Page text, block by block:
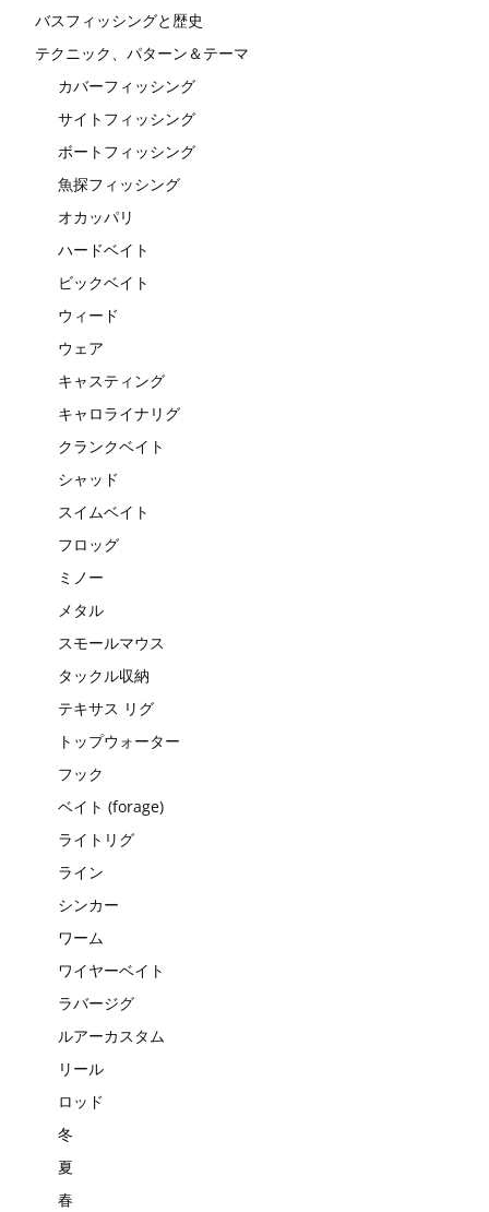
バスフィッシングと歴史
テクニック、パターン＆テーマ
カバーフィッシング
サイトフィッシング
ボートフィッシング
魚探フィッシング
オカッパリ
ハードベイト
ビックベイト
ウィード
ウェア
キャスティング
キャロライナリグ
クランクベイト
シャッド
スイムベイト
フロッグ
ミノー
メタル
スモールマウス
タックル収納
テキサス リグ
トップウォーター
フック
ベイト (forage)
ライトリグ
ライン
シンカー
ワーム
ワイヤーベイト
ラバージグ
ルアーカスタム
リール
ロッド
冬
夏
春